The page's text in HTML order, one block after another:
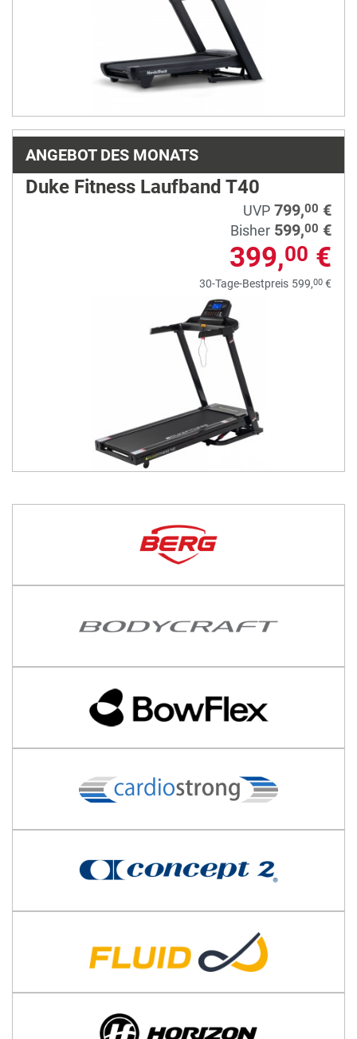
ANGEBOT DES MONATS
Duke Fitness Laufband T40
UVP 799,00 €
Bisher 599,00 €
399,00 €
30-Tage-Bestpreis 599,00 €